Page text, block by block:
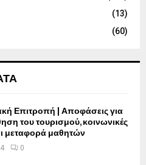
(13)
(60)
Επιτροπή | Αποφάσεις για
του τουρισμού, κοινωνικές
μεταφορά μαθητών
0